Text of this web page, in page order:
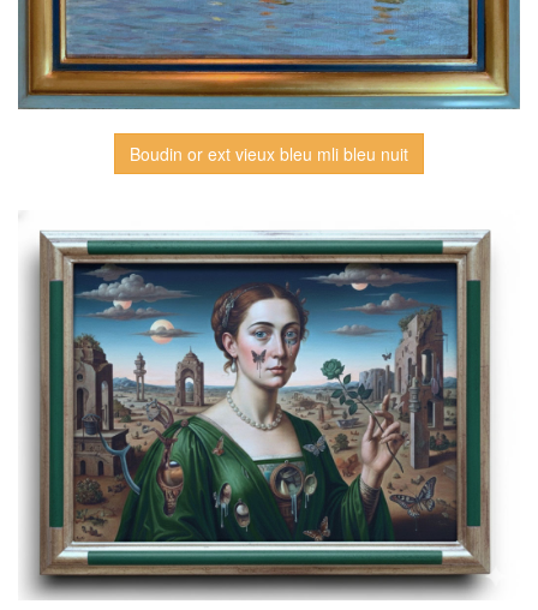
Boudin or ext vieux bleu mli bleu nuit